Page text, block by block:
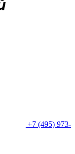
+7 (495) 973-